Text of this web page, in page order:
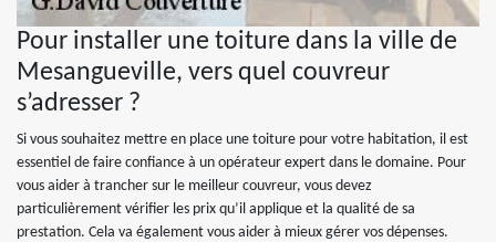
Pour installer une toiture dans la ville de
Mesangueville, vers quel couvreur
s’adresser ?
Si vous souhaitez mettre en place une toiture pour votre habitation, il est
essentiel de faire confiance à un opérateur expert dans le domaine. Pour
vous aider à trancher sur le meilleur couvreur, vous devez
particulièrement vérifier les prix qu’il applique et la qualité de sa
prestation. Cela va également vous aider à mieux gérer vos dépenses.